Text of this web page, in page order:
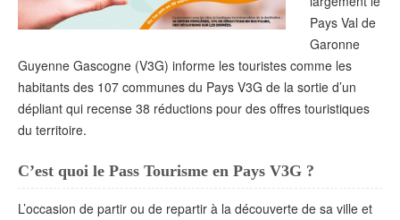
Pays Val de
Garonne
Guyenne Gascogne (V3G) informe les touristes comme les
habitants des 107 communes du Pays V3G de la sortie d’un
dépliant qui recense 38 réductions pour des offres touristiques
du territoire.
C’est quoi le Pass Tourisme en Pays V3G ?
L’occasion de partir ou de repartir à la découverte de sa ville et